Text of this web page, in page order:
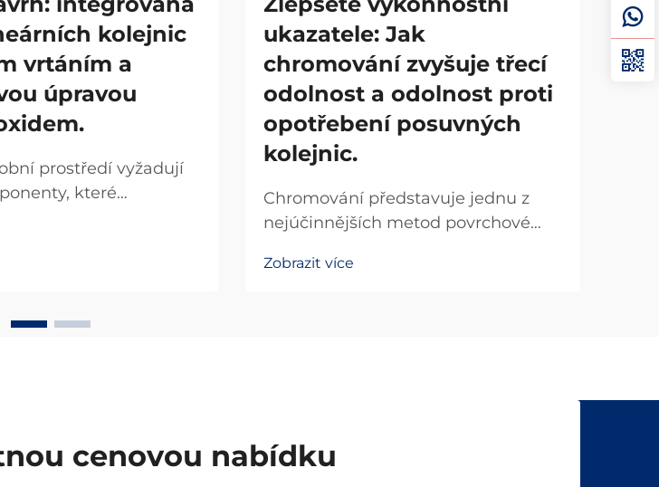
kolejnic
vrtáním a
úpravou
prostředí vyžadují
které
nároky.
ukazatele: Jak
chromování zvyšuje třecí
odolnost a odolnost proti
opotřebení posuvných
kolejnic.
Chromování představuje jednu z
nejúčinnějších metod povrchové
parametrů posuvných kolejnic,
Zobrazit více
cenovou nabídku